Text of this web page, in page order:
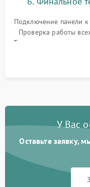
Подключение панели к
Проверка работы
Тестирование
остаточного
У Вас
Оставьте заявку,